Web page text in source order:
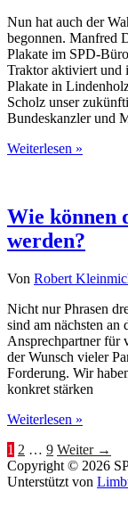
Nun hat auch der
begonnen. Manfred
Plakate im SPD-
Traktor aktiviert und
Plakate in
Scholz unser
Bundeskanzler und
Es
in
Lindenholzhausen
Weiterlesen »
Wie können
werden?
Von Robert
Nicht nur Phrasen
sind am nächsten an
Ansprechpartner für
der Wunsch vieler
Forderung. Wir
konkret stärken
Wie
die
Ortsbeiräte
gestärkt
Weiterlesen »
1 2 … 9 Weiter →
Copyright © 2026
Unterstützt von